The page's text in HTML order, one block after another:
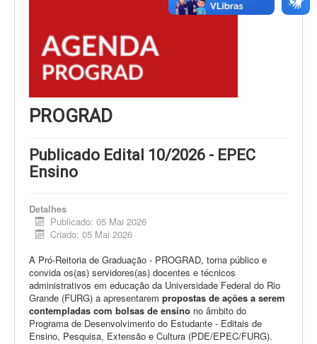
PROGRAD
Publicado Edital 10/2026 - EPEC
Ensino
Detalhes
Publicado: 05 Mai 2026
Criado: 05 Mai 2026
A Pró-Reitoria de Graduação - PROGRAD, torna público e
convida os(as) servidores(as) docentes e técnicos
administrativos em educação da Universidade Federal do Rio
Grande (FURG) a apresentarem propostas de ações a serem
contempladas com bolsas de ensino no âmbito do
Programa de Desenvolvimento do Estudante - Editais de
Ensino, Pesquisa, Extensão e Cultura (PDE/EPEC/FURG).